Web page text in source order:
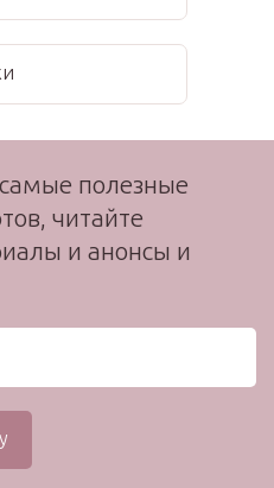
полезные
читайте
и анонсы и